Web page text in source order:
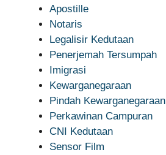
Apostille
Notaris
Legalisir Kedutaan
Penerjemah Tersumpah
Imigrasi
Kewarganegaraan
Pindah Kewarganegaraan
Perkawinan Campuran
CNI Kedutaan
Sensor Film